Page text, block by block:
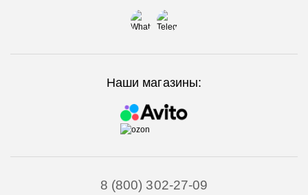
Наши магазины:
8 (800) 302-27-09